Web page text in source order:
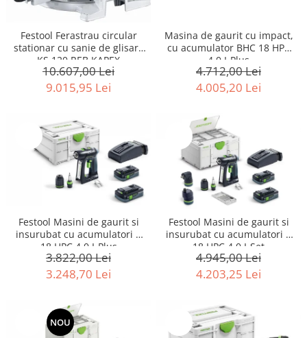
Festool Ferastrau circular
stationar cu sanie de glisare
KS 120 REB KAPEX
10.607,00 Lei
9.015,95 Lei
Masina de gaurit cu impact,
cu acumulator BHC 18 HPC
4,0 I-Plus
4.712,00 Lei
4.005,20 Lei
Festool Masini de gaurit si
insurubat cu acumulatori C
18 HPC 4,0 I-Plus
3.822,00 Lei
3.248,70 Lei
Festool Masini de gaurit si
insurubat cu acumulatori C
18 HPC 4,0 I-Set
4.945,00 Lei
4.203,25 Lei
NOU